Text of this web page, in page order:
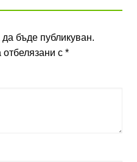
бъде публикуван.
с *